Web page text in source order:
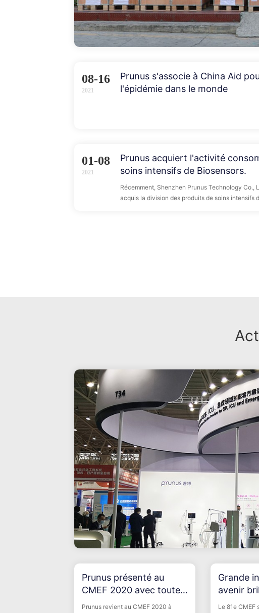
08-16
2021
Prunus s'associe à China Aid
l'épidémie dans le monde
01-08
2021
Prunus acquiert l'activité
soins intensifs de Biosensors.
Récemment, Shenzhen Prunus Technology Co.,
acquis la division des produits de soins intensifs
Prunus présenté au
CMEF 2020 avec toutes
les solutions
Prunus revient au CMEF 2020 à
Grande
avenir
sur le
Le 81e CMEF